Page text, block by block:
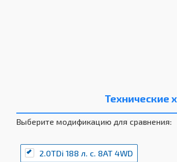
Технические
Выберите модификацию для сравнения:
2.0TDi 188 л. с. 8AT 4WD